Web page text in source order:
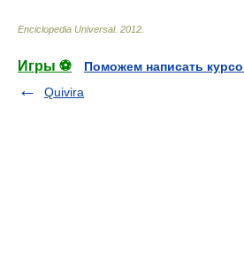
Enciclopedia Universal. 2012
Игры ⚽
Поможем написать
Quivira